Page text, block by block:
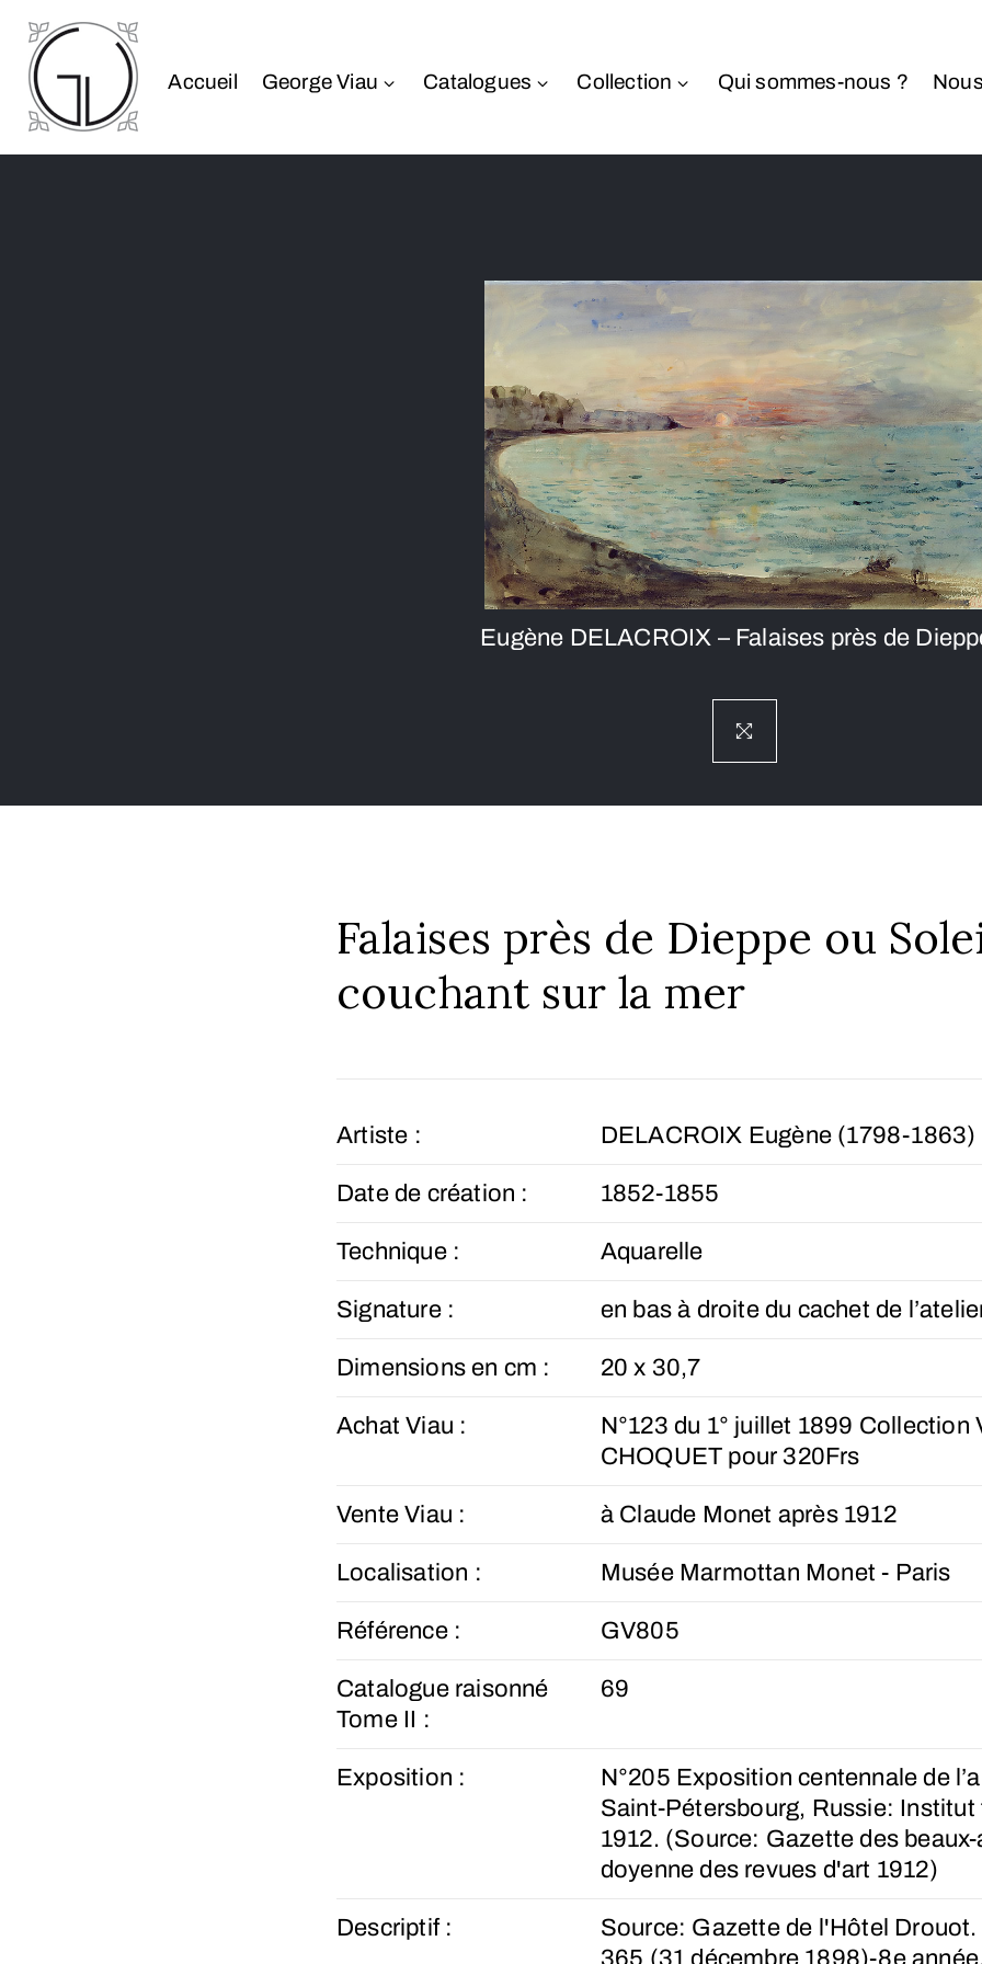
Accueil George Viau Catalogues Collection Qui sommes-nous ?
Eugène DELACROIX – Falaises près de
Falaises près de Dieppe ou
couchant sur la mer
Artiste : DELACROIX Eugène (1798-1863)
Date de création : 1852-1855
Technique : Aquarelle
Signature : en bas à droite du cachet de
Dimensions en cm : 20 x 30,7
Achat Viau :
N°123 du 1° juillet 1899 Collection
CHOQUET pour 320Frs
Vente Viau : à Claude Monet après 1912
Localisation : Musée Marmottan Monet - Paris
Référence : GV805
Catalogue raisonné
Tome II :
69
Exposition :
N°205 Exposition centennale de
Saint-Pétersbourg, Russie: Institut
1912. (Source: Gazette des
doyenne des revues d'art 1912)
Descriptif :
Source: Gazette de l'Hôtel Drouot.
365 (31 décembre 1898)-8e